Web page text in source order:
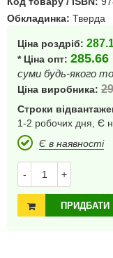
Обкладинка: Тверда
Ціна роздріб:
* Ціна опт: 285.66
суми будь-якого
Ціна виробника:
Строки
1-2 робочих дня, Є
Є в наявності
- +
ПРИДБАТИ